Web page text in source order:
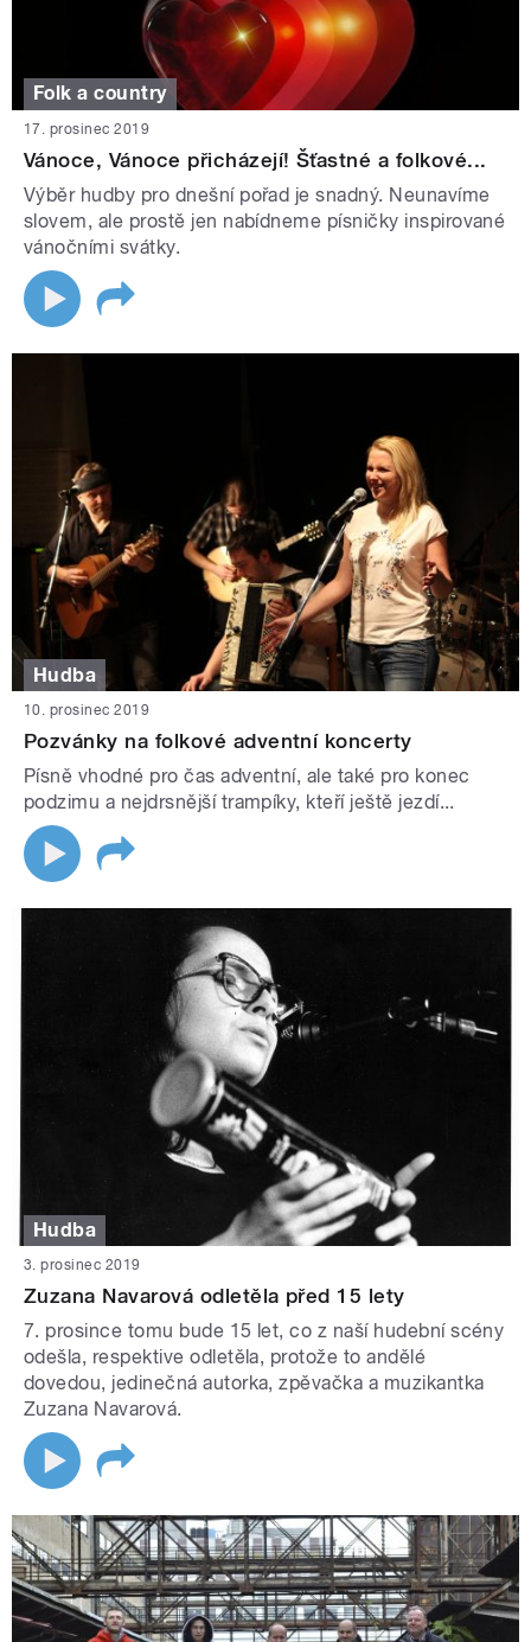
Folk a country
17. prosinec 2019
Vánoce, Vánoce přicházejí! Šťastné a folkové...
Výběr hudby pro dnešní pořad je snadný. Neunavíme
slovem, ale prostě jen nabídneme písničky inspirované
vánočními svátky.
Hudba
10. prosinec 2019
Pozvánky na folkové adventní koncerty
Písně vhodné pro čas adventní, ale také pro konec
podzimu a nejdrsnější trampíky, kteří ještě jezdí...
Hudba
3. prosinec 2019
Zuzana Navarová odletěla před 15 lety
7. prosince tomu bude 15 let, co z naší hudební scény
odešla, respektive odletěla, protože to andělé
dovedou, jedinečná autorka, zpěvačka a muzikantka
Zuzana Navarová.